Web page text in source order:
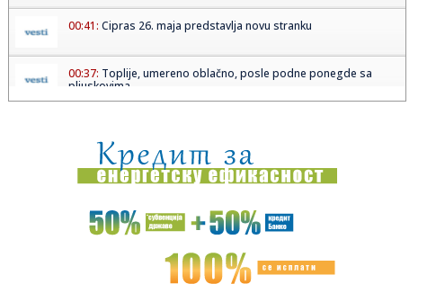
00:41: Cipras 26. maja predstavlja novu stranku
00:37: Toplije, umereno oblačno, posle podne ponegde sa
pljuskovima
00:31:BMW 328 „Bügelfalte“ osvojio titulu „Best of Show“ na Co...
23:58:Berze na oprezu! Investitori gledaju u iran, naftu i američku
Stellantisova fabrika u Francuskoj će početi da proizvodi